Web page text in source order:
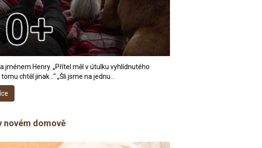
Henry. „Přítel měl v útulku vyhlídnutého
chtěl jinak...“ „Šli jsme na jednu…
novém domově